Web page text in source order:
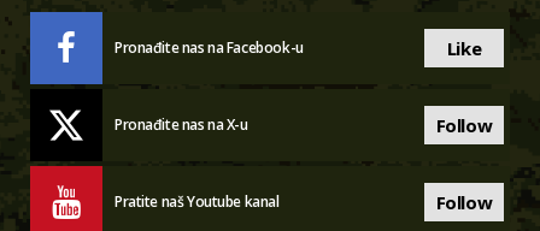
Pronađite nas na Facebook-u Like
Pronađite nas na X-u Follow
Pratite naš Youtube kanal Follow